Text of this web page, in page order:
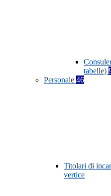
tabelle)
Personale 46
Titolari di
vertice